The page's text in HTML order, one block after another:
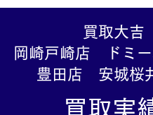
買取大吉
岡崎戸崎店 ドミ
豊田店 安城桜
買取実